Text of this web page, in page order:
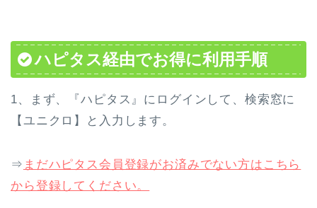
ハピタス経由でお得に利用手順
1、まず、『ハピタス』にログインして、検索窓に
【ユニクロ】と入力します。
⇒ まだハピタス会員登録がお済みでない方はこちら
から登録してください。